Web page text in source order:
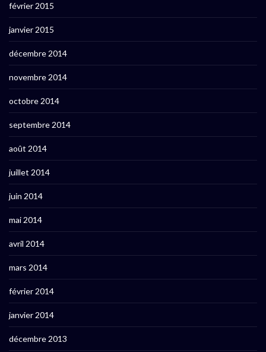
février 2015
janvier 2015
décembre 2014
novembre 2014
octobre 2014
septembre 2014
août 2014
juillet 2014
juin 2014
mai 2014
avril 2014
mars 2014
février 2014
janvier 2014
décembre 2013